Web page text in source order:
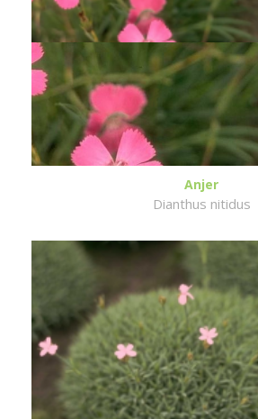
Anjer
Dianthus nitidus